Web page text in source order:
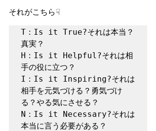
それがこちら☟
T：Is it True?それは本当？
真実？
H：Is it Helpful?それは相
手の役に立つ？
I：Is it Inspiring?それは
相手を元気づける？勇気づけ
る？やる気にさせる？
N：Is it Necessary?それは
本当に言う必要がある？